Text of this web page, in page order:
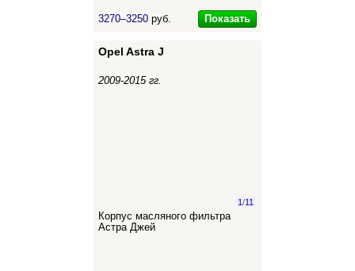
3270–3250 руб. Показать
Opel Astra J
2009-2015 гг.
1/11
Корпус масляного фильтра
Астра Джей